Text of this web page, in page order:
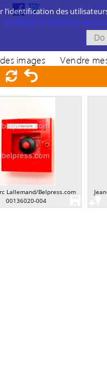
images Vendre
Lallemand/Belpress.com
00136020-004
l’identification des
politique d’utilisation des